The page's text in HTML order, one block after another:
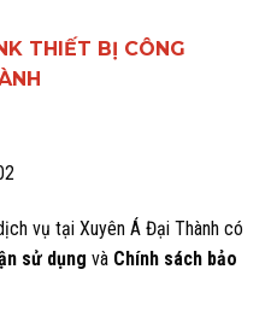
THIẾT BỊ CÔNG
vụ tại Xuyên Á Đại Thành có
sử dụng và Chính sách bảo